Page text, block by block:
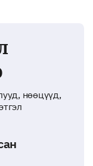
нөөцүүд,